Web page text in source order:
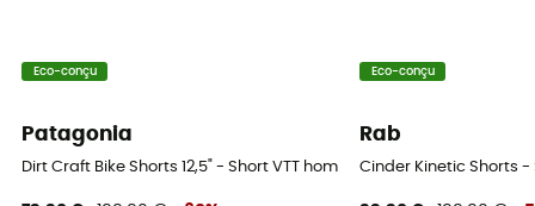
Eco-conçu
Patagonia
Dirt Craft Bike Shorts 12,5" - Short VTT homme
Eco-conçu
Rab
Cinder Kinetic Shorts -